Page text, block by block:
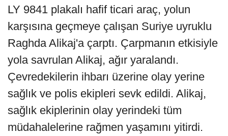
LY 9841 plakalı hafif ticari araç, yolun
karşısına geçmeye çalışan Suriye uyruklu
Raghda Alikaj'a çarptı. Çarpmanın etkisiyle
yola savrulan Alikaj, ağır yaralandı.
Çevredekilerin ihbarı üzerine olay yerine
sağlık ve polis ekipleri sevk edildi. Alikaj,
sağlık ekiplerinin olay yerindeki tüm
müdahalelerine rağmen yaşamını yitirdi.